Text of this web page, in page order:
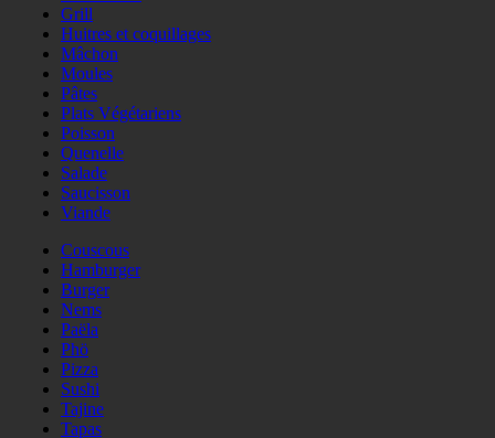
Grill
Huitres et coquillages
Mâchon
Moules
Pâtes
Plats Végétariens
Poisson
Quenelle
Salade
Saucisson
Viande
Couscous
Hamburger
Burger
Nems
Paëla
Phö
Pizza
Sushi
Tajine
Tapas